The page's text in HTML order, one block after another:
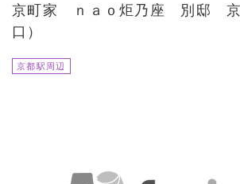
京町家 ｎａｏ炬乃座 別邸 京
口）
京都駅周辺